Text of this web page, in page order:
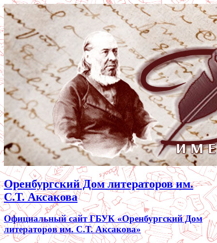
Оренбургский Дом литераторов им.
С.Т. Аксакова
Официальный сайт ГБУК «Оренбургский Дом
литераторов им. С.Т. Аксакова»